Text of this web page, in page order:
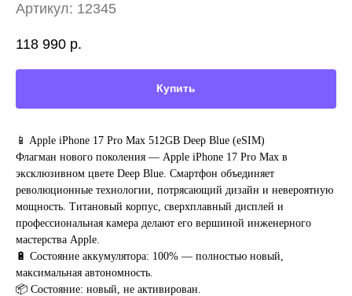
Артикул: 12345
118 990 р.
Купить
📱 Apple iPhone 17 Pro Max 512GB Deep Blue (eSIM)
Флагман нового поколения — Apple iPhone 17 Pro Max в
эксклюзивном цвете Deep Blue. Смартфон объединяет
революционные технологии, потрясающий дизайн и невероятную
мощность. Титановый корпус, сверхплавный дисплей и
профессиональная камера делают его вершиной инженерного
мастерства Apple.
🔋 Состояние аккумулятора: 100% — полностью новый,
максимальная автономность.
📦 Состояние: новый, не активирован.